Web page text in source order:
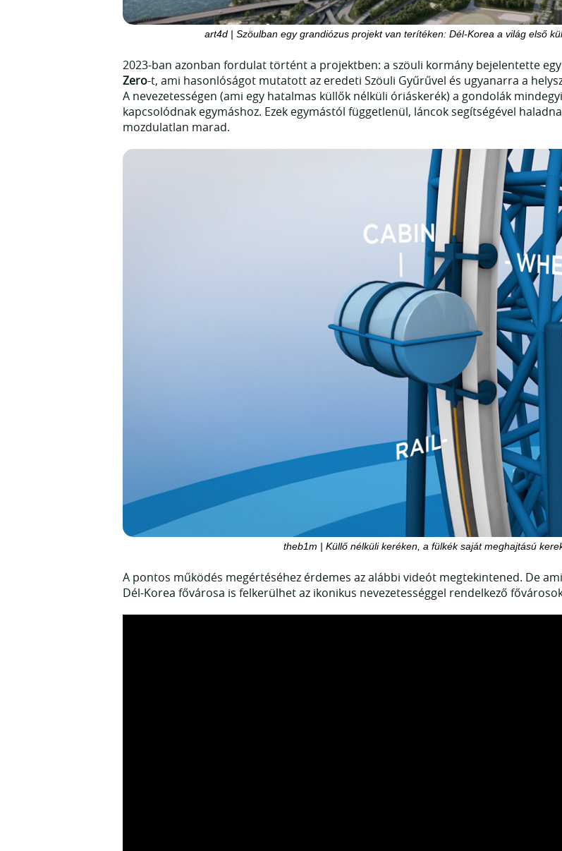
art4d | Szöulban egy grandiózus projekt van terítéken: Dél-Korea a világ első
2023-ban azonban fordulat történt a projektben: a szöuli kormány bejelentette
Zero-t, ami hasonlóságot mutatott az eredeti Szöuli Gyűrűvel és ugyanarra a
A nevezetességen (ami egy hatalmas küllők nélküli óriáskerék) a gondolák
kapcsolódnak egymáshoz. Ezek egymástól függetlenül, láncok segítségével
mozdulatlan marad.
theb1m | Küllő nélküli keréken, a fülkék saját meghajtású
A pontos működés megértéséhez érdemes az alábbi videót megtekintened. De
Dél-Korea fővárosa is felkerülhet az ikonikus nevezetességgel rendelkező